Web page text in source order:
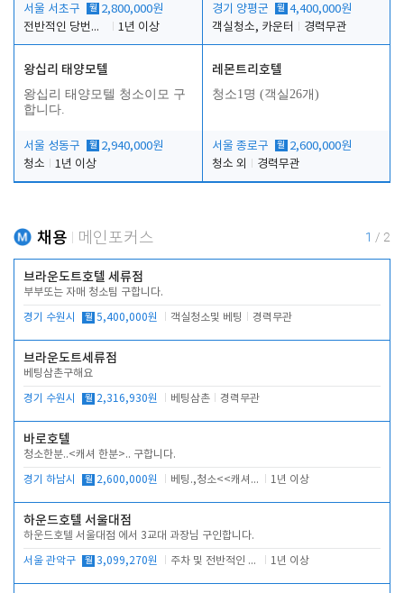
서울 서초구 월 2,800,000원
전반적인 당번업무
1년 이상
경기 양평군 월 4,400,000원
객실청소, 카운터
경력무관
왕십리 태양모텔
왕십리 태양모텔 청소이모 구
합니다.
서울 성동구 월 2,940,000원
청소
1년 이상
레몬트리호텔
청소1명 (객실26개)
서울 종로구 월 2,600,000원
청소 외
경력무관
채용 메인포커스 1 / 2
브라운도트호텔 세류점
부부또는 자매 청소팀 구합니다.
경기 수원시 월 5,400,000원 객실청소및 베팅 경력무관
브라운도트세류점
베팅삼촌구해요
경기 수원시 월 2,316,930원 베팅삼촌 경력무관
바로호텔
청소한분..<캐셔 한분>.. 구합니다.
경기 하남시 월 2,600,000원 베팅.,청소<<캐셔 모셔봅니다. 1년 이상
하운드호텔 서울대점
하운드호텔 서울대점 에서 3교대 과장님 구인합니다.
서울 관악구 월 3,099,270원 주차 및 전반적인 당번업무 1년 이상